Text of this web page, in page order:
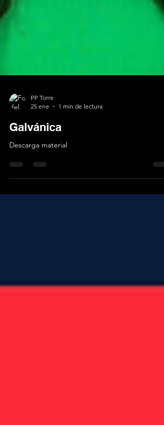
25 ene
1 min de lectura
Galvánica
Descarga material